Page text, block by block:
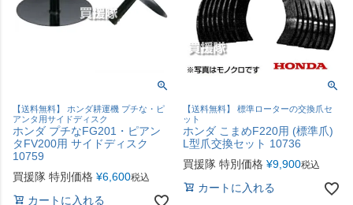
【送料無料】 ホンダ耕運機 プチな・ピ
アンタ用サイドディスク
ホンダ プチなFG201・ピアン
タFV200用 サイドディスク
10759
買援隊 特別価格 ¥6,600税込
カートに入れる
【送料無料】 標準ローターの交換爪セ
ット
ホンダ こまめF220用 (標準爪)
L型爪交換セット 10736
買援隊 特別価格 ¥9,900税込
カートに入れる